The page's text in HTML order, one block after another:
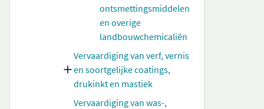
ontsmettingsmiddelen
en overige
landbouwchemicaliën
Vervaardiging van verf, vernis
en soortgelijke coatings,
drukinkt en mastiek
Vervaardiging van was-,